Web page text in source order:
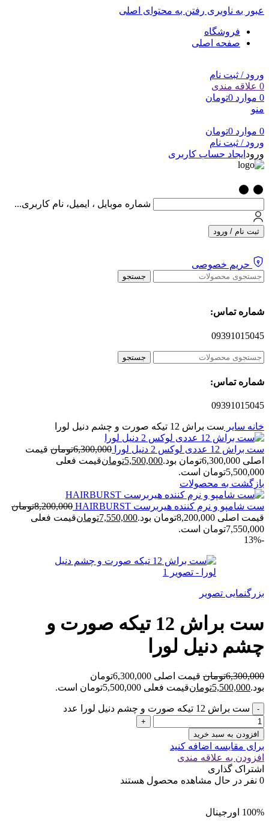
عبور به ناوبری رفتن به محتوای اصلی
فروشگاه
صفحه اصلی
ورود / ثبت نام
0 علاقه مندی
0 موارد 0تومان
منو
0 موارد 0تومان
ورود / ثبت نام
ورود ایجاد حساب کاربری
شماره موبایل ، ایمیل، نام کاربری...
ثبت نام / ورود
حریم خصوصی
جستجو
شماره تماس:
09391015045
جستجو
شماره تماس:
09391015045
خانه سایر ست براش 12 تیکه صورت و چشم دنیل لورا
ست براش 12 عددی لوکس 2 دنیل لورا 6,300,000تومان قیمت
اصلی 6,300,000تومان بود.
5,500,000تومانقیمت فعلی
5,500,000تومان است.
بازگشت به محصولات
ست شامپو و نرم کننده هیربرست HAIRBURST 8,200,000تومان
قیمت اصلی 8,200,000تومان بود.
7,550,000تومانقیمت فعلی
7,550,000تومان است.
-13%
بزرگنمایی تصویر
ست براش 12 تیکه صورت و
چشم دنیل لورا
6,300,000تومان
قیمت اصلی 6,300,000تومان
بود.5,500,000تومانقیمت فعلی 5,500,000تومان است.
ست براش 12 تیکه صورت و چشم دنیل لورا عدد
افزودن به سبد خرید
برای مقایسه اضافه کنید
افزودن به علاقه مندی
اشتراک گذاری
0 نفر در حال مشاهده محصول هستند
100% اورجینال